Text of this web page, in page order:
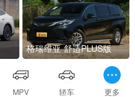
格瑞维亚 舒适PLUS版
MPV 轿车 更多